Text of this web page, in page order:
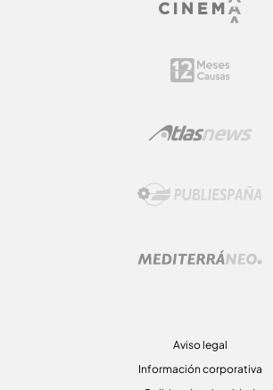
Aviso legal
Información corporativa